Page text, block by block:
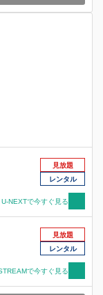
見放題
レンタル
U-NEXTで今すぐ見る
見放題
レンタル
で今すぐ見る